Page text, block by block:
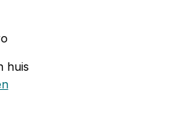
huis